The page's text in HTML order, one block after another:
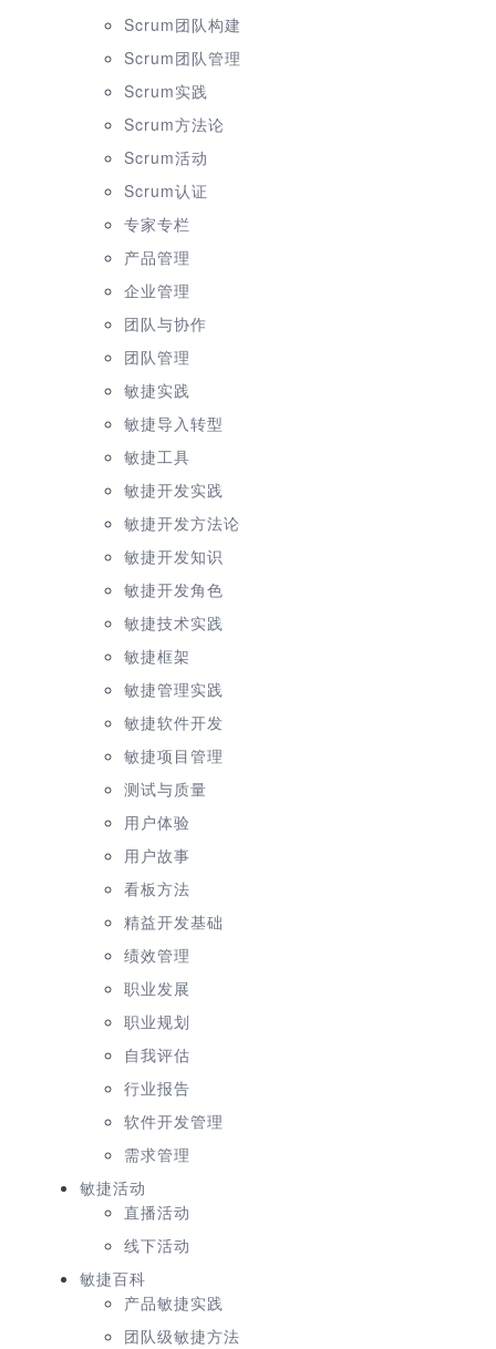
Scrum团队构建
Scrum团队管理
Scrum实践
Scrum方法论
Scrum活动
Scrum认证
专家专栏
产品管理
企业管理
团队与协作
团队管理
敏捷实践
敏捷导入转型
敏捷工具
敏捷开发实践
敏捷开发方法论
敏捷开发知识
敏捷开发角色
敏捷技术实践
敏捷框架
敏捷管理实践
敏捷软件开发
敏捷项目管理
测试与质量
用户体验
用户故事
看板方法
精益开发基础
绩效管理
职业发展
职业规划
自我评估
行业报告
软件开发管理
需求管理
敏捷活动
直播活动
线下活动
敏捷百科
产品敏捷实践
团队级敏捷方法